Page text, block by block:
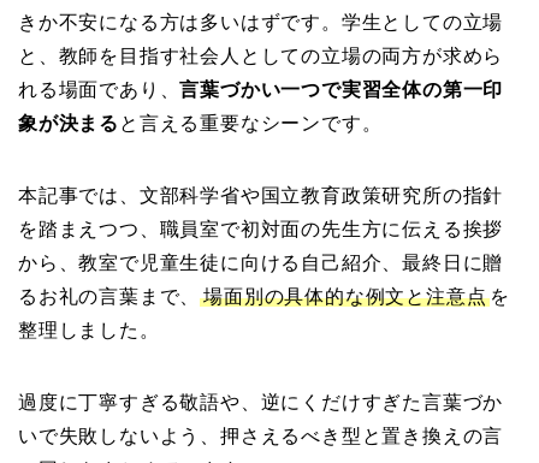
きか不安になる方は多いはずです。学生としての立場
と、教師を目指す社会人としての立場の両方が求めら
れる場面であり、言葉づかい一つで実習全体の第一印
象が決まる と言える重要なシーンです。
本記事では、文部科学省や国立教育政策研究所の指針
を踏まえつつ、職員室で初対面の先生方に伝える挨拶
から、教室で児童生徒に向ける自己紹介、最終日に贈
るお礼の言葉まで、場面別の具体的な例文と注意点 を
整理しました。
過度に丁寧すぎる敬語や、逆にくだけすぎた言葉づか
いで失敗しないよう、押さえるべき型と置き換えの言